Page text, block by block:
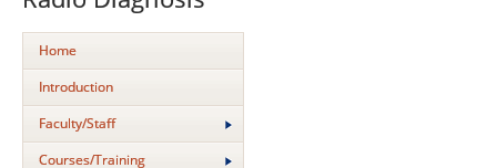
Home
Introduction
Faculty/Staff
Courses/Training